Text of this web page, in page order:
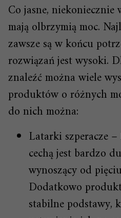
Co jasne,
mają olbrzymią moc.
zawsze są w końcu
rozwiązań jest wysoki.
znaleźć można wiele
produktów o różnych
do nich można:
Latarki szperacze
cechą jest bardzo
wynoszący od
Dodatkowo
stabilne podstawy,